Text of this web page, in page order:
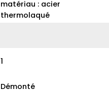
matériau : acier
thermolaqué
1
Démonté